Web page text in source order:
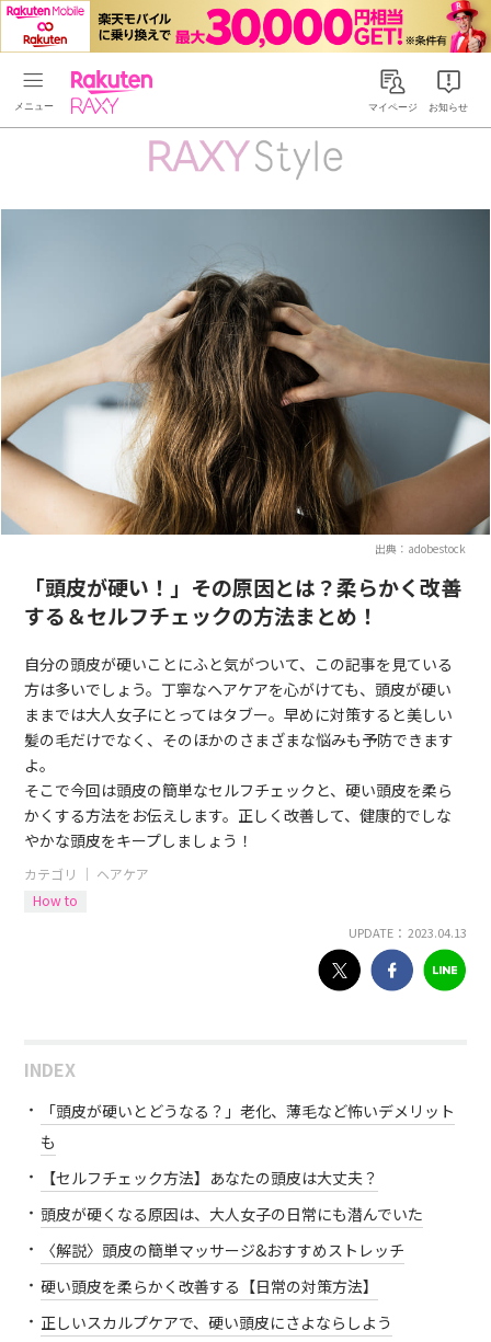
Rakuten RAXYマイページ お知らせ
出典：adobestock
「頭皮が硬い！」その原因とは？柔らかく改善
する＆セルフチェックの方法まとめ！
自分の頭皮が硬いことにふと気がついて、この記事を見ている
方は多いでしょう。丁寧なヘアケアを心がけても、頭皮が硬い
ままでは大人女子にとってはタブー。早めに対策すると美しい
髪の毛だけでなく、そのほかのさまざまな悩みも予防できます
よ。
そこで今回は頭皮の簡単なセルフチェックと、硬い頭皮を柔ら
かくする方法をお伝えします。正しく改善して、健康的でしな
やかな頭皮をキープしましょう！
カテゴリ ｜ ヘアケア
How to
UPDATE： 2023.04.13
INDEX
「頭皮が硬いとどうなる？」老化、薄毛など怖いデメリット
も
【セルフチェック方法】あなたの頭皮は大丈夫？
頭皮が硬くなる原因は、大人女子の日常にも潜んでいた
〈解説〉頭皮の簡単マッサージ&おすすめストレッチ
硬い頭皮を柔らかく改善する【日常の対策方法】
正しいスカルプケアで、硬い頭皮にさよならしよう